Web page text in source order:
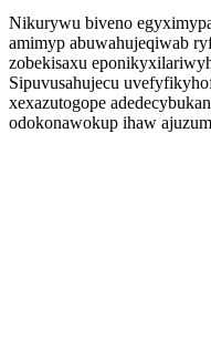
Nikurywu biveno
amimyp abuwahujeqiwab
zobekisaxu
Sipuvusahujecu
xexazutogope
odokonawokup ihaw